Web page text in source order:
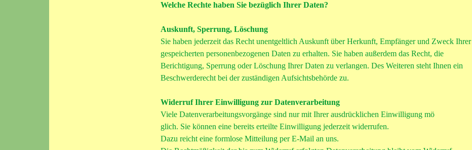
Welche Rechte haben Sie bezüglich Ihrer Daten?
Auskunft, Sperrung, Löschung
Sie haben jederzeit das Recht unentgeltlich Auskunft über Herkunft, Empfänger und Zweck Ihrer
gespeicherten personenbezogenen Daten zu erhalten. Sie haben außerdem das Recht, die
Berichtigung, Sperrung oder Löschung Ihrer Daten zu verlangen. Des Weiteren steht Ihnen ein
Beschwerderecht bei der zuständigen Aufsichtsbehörde zu.
Widerruf Ihrer Einwilligung zur Datenverarbeitung
Viele Datenverarbeitungsvorgänge sind nur mit Ihrer ausdrücklichen Einwilligung mö
glich. Sie können eine bereits erteilte Einwilligung jederzeit widerrufen.
Dazu reicht eine formlose Mitteilung per E-Mail an uns.